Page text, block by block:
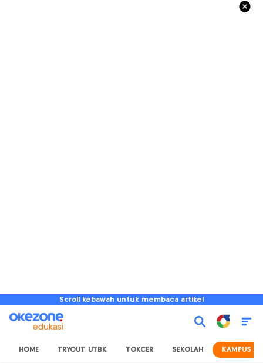
Scroll kebawah untuk membaca artikel
HOME TRYOUT UTBK TOKCER SEKOLAH KAMPUS